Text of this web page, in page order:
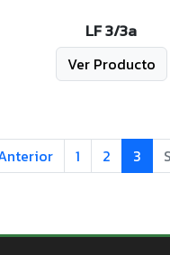
LF 3/3a
Ver Producto
1 2 3